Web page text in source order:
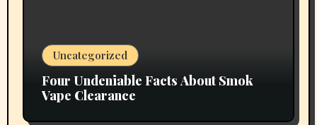
Uncategorized
Four Undeniable Facts About Smok
Vape Clearance